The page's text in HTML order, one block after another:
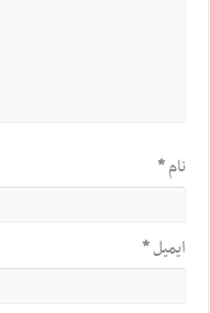
نام*
ایمیل*